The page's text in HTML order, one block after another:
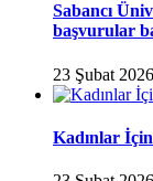
Sabancı
başvurular
23 Şubat 2026
Kadınlar